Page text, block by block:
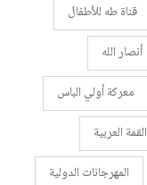
قناة طه للأطفال
أنصار الله
معركة أولي الباس
القمة العربية
المهرجانات الدولية